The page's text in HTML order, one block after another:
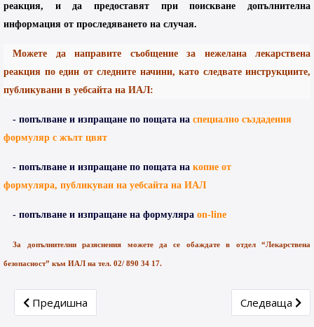
реакция, и да предоставят при поискване допълнителна
информация от проследяването на случая.
Можете да направите съобщение за нежелана лекарствена
реакция по един от следните начини, като следвате инструкциите,
публикувани в уебсайта на ИАЛ:
- попълване и изпращане по пощата наспециално създадения
формуляр с жълт цвят
- попълване и изпращане по пощата накопие от
формуляра, публикуван на уебсайта на ИАЛ
- попълване и изпращане на формуляраon-line
За допълнителни разяснения можете да се обаждате в отдел “Лекарствена
безопасност” към ИАЛ на тел. 02/ 890 34 17.
Previous article: Новини
Предишна Next article:
Следваща